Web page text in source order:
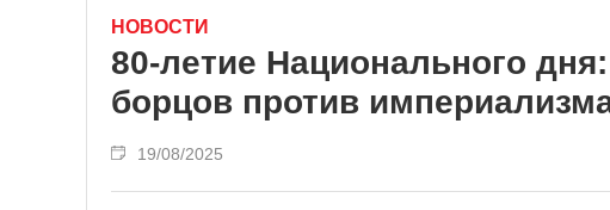
НОВОСТИ
80-летие Национального
борцов против
19/08/2025